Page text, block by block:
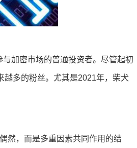
加密市场的普通投资者。尽管起初
越多的粉丝。尤其是2021年，柴犬
然，而是多重因素共同作用的结